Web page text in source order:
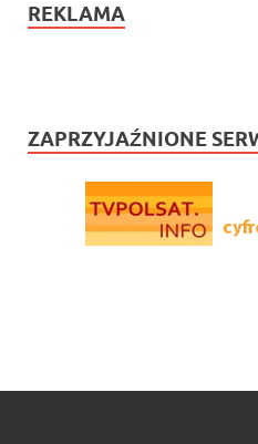
REKLAMA
ZAPRZYJAŹNIONE